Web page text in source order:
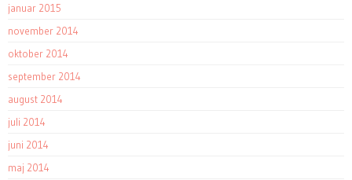
januar 2015
november 2014
oktober 2014
september 2014
august 2014
juli 2014
juni 2014
maj 2014